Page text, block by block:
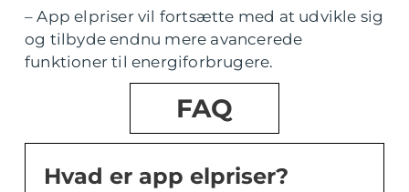
– App elpriser vil fortsætte med at udvikle sig
og tilbyde endnu mere avancerede
funktioner til energiforbrugere.
FAQ
Hvad er app elpriser?